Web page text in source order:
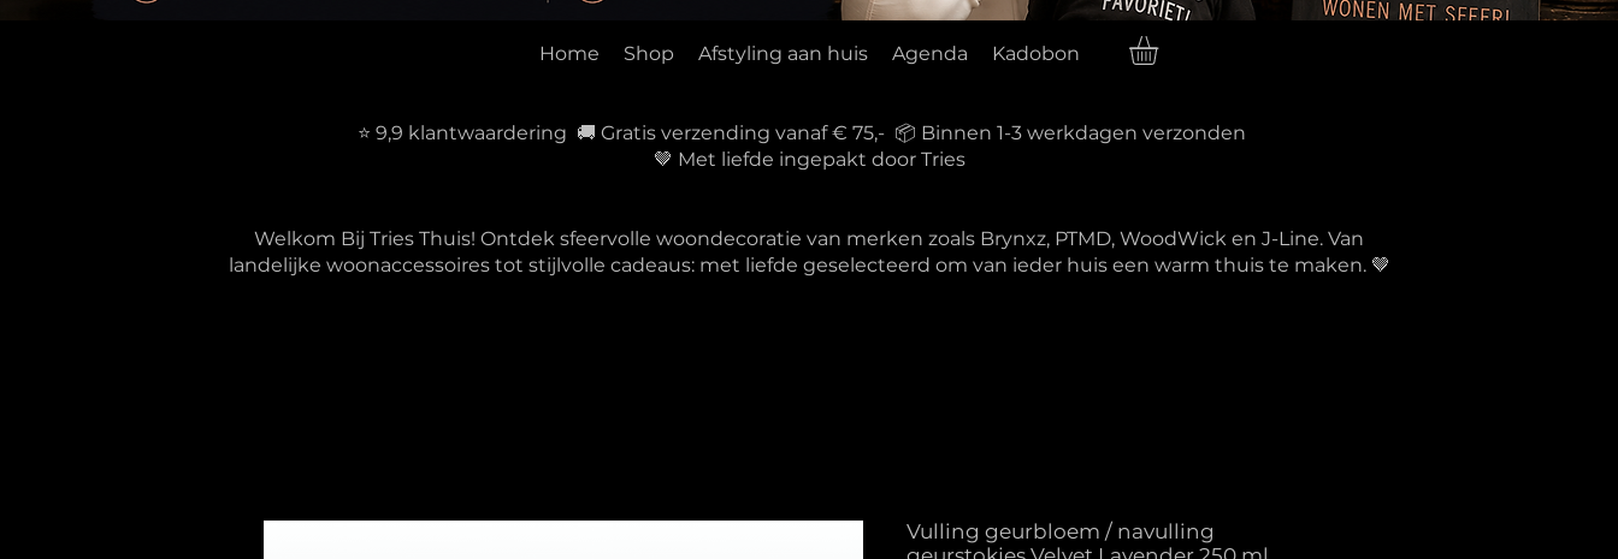
Home Shop Afstyling aan huis Agenda Kadobon
⭐ 9,9 klantwaardering 🚚 Gratis verzending vanaf € 75,- 📦 Binnen 1-3 werkdagen verzonden
🤎 Met liefde ingepakt door Tries
Welkom Bij Tries Thuis! Ontdek sfeervolle woondecoratie van merken zoals Brynxz, PTMD, WoodWick en J-Line. Van
landelijke woonaccessoires tot stijlvolle cadeaus: met liefde geselecteerd om van ieder huis een warm thuis te maken. 🤎
Vulling geurbloem / navulling